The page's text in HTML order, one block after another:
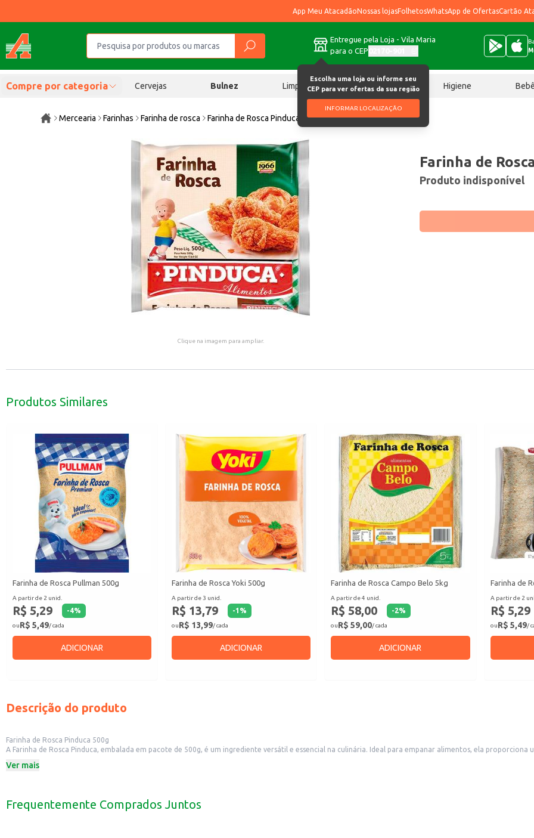
App Meu AtacadãoNossas lojasFolhetosWhatsApp de OfertasCartão
Entregue pela Loja - Vila Maria
para o CEP
Escolha uma loja ou informe seu
CEP para ver ofertas da sua região
INFORMAR LOCALIZAÇÃO
Compre por categoria Cervejas Bulnez Limpeza Chocolates Higiene
Mercearia Farinhas Farinha de rosca Farinha de Rosca Pinduca 500g
Clique na imagem para ampliar.
Farinha de
Produto indisponível
Produtos Similares
Farinha de Rosca Pullman 500g
A partir de 2 unid.
R$ 5,29 -4%
ouR$ 5,49/ cada
ADICIONAR
Farinha de Rosca Yoki 500g
A partir de 3 unid.
R$ 13,79 -1 %
ouR$ 13,99/ cada
ADICIONAR
Farinha de Rosca Campo Belo 5kg
A partir de 4 unid.
R$ 58,00 -2%
ouR$ 59,00/ cada
ADICIONAR
Farinha de
A partir de 2
R$ 5,29
ouR$ 5,49/
Descrição do produto
Farinha de Rosca Pinduca 500g
A Farinha de Rosca Pinduca, embalada em pacote de 500g, é um ingrediente versátil e essencial na culinária. Ideal para empanar alimentos, ela
Dicas de Uso:
Ideal para uso em restaurantes, lanchonetes e cozinhas industriais.
Ver mais
Frequentemente Comprados Juntos